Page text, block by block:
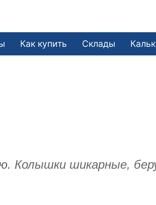
Как купить Склады
шикарные, беру